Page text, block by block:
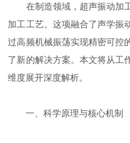
在制造领域，超声振动加
加工工艺。这项融合了声学振
过高频机械振荡实现精密可控
了新的解决方案。本文将从工
维度展开深度解析。
一、科学原理与核心机制